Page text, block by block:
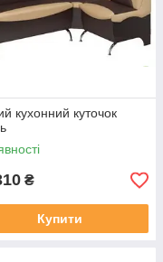
кухонний куточок
₴
Купити